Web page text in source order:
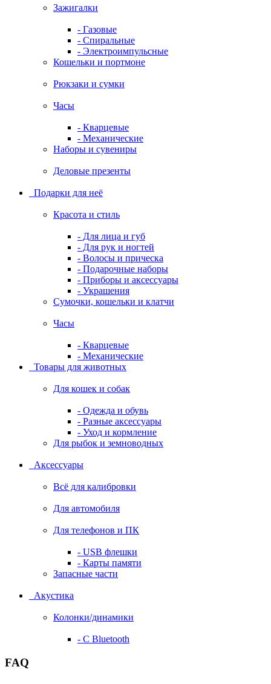
Зажигалки
- Газовые
- Спиральные
- Электроимпульсные
Кошельки и портмоне
Рюкзаки и сумки
Часы
- Кварцевые
- Механические
Наборы и сувениры
Деловые презенты
Подарки для неё
Красота и стиль
- Для лица и губ
- Для рук и ногтей
- Волосы и прическа
- Подарочные наборы
- Приборы и аксессуары
- Украшения
Сумочки, кошельки и клатчи
Часы
- Кварцевые
- Механические
Товары для животных
Для кошек и собак
- Одежда и обувь
- Разные аксессуары
- Уход и кормление
Для рыбок и земноводных
Аксессуары
Всё для калибровки
Для автомобиля
Для телефонов и ПК
- USB флешки
- Карты памяти
Запасные части
Акустика
Колонки/динамики
- С Bluetooth
FAQ